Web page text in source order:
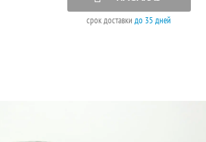
срок доставкидо 35 дней